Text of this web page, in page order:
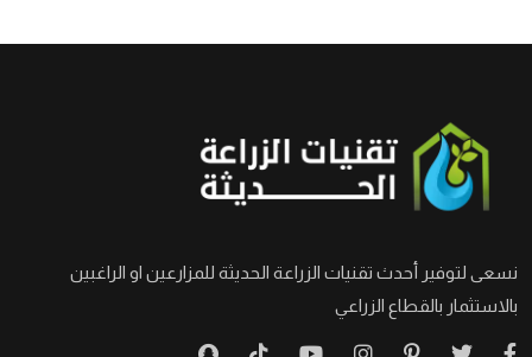
نسعى لتوفير أحدث تقنيات الزراعة الحديثة للمزارعين او الراغبين
بالاستثمار بالقطاع الزراعي